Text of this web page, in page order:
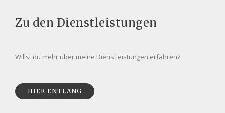
Zu den Dienstleistungen
Willst du mehr über meine Dienstleistungen erfahren?
HIER ENTLANG